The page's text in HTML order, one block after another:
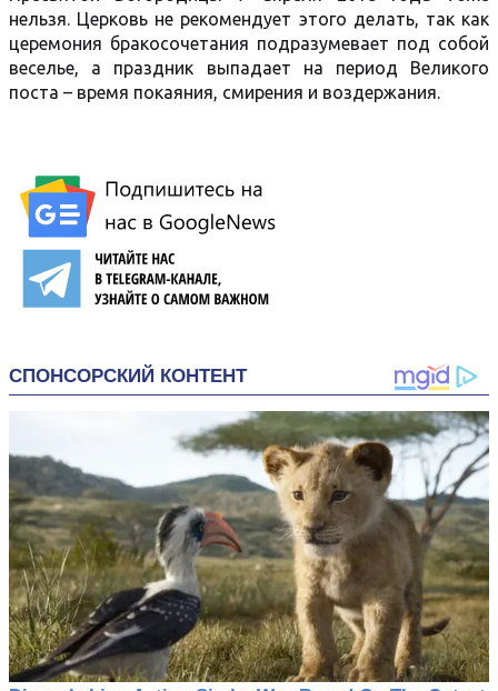
нельзя. Церковь не рекомендует этого делать, так как
церемония бракосочетания подразумевает под собой
веселье, а праздник выпадает на период Великого
поста – время покаяния, смирения и воздержания.